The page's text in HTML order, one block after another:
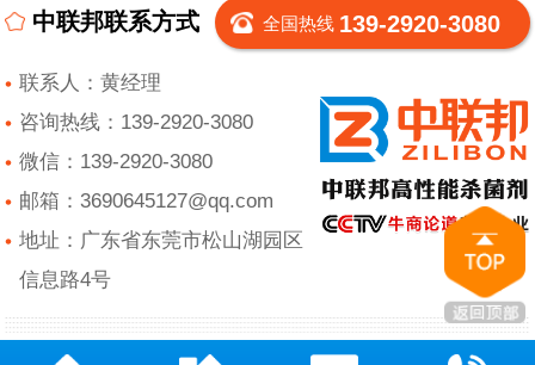
中联邦联系方式 全国热线 139-2920-3080
联系人：黄经理
咨询热线：139-2920-3080
微信：139-2920-3080
邮箱：3690645127@qq.com
地址：广东省东莞市松山湖园区
信息路4号